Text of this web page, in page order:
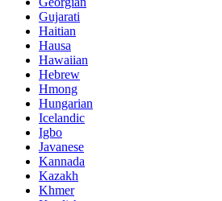
Gujarati
Haitian
Hausa
Hawaiian
Hebrew
Hmong
Hungarian
Icelandic
Igbo
Javanese
Kannada
Kazakh
Khmer